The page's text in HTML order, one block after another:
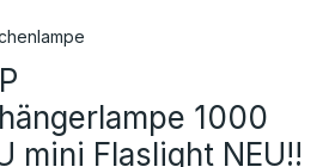
1000
mini Flaslight NEU!!